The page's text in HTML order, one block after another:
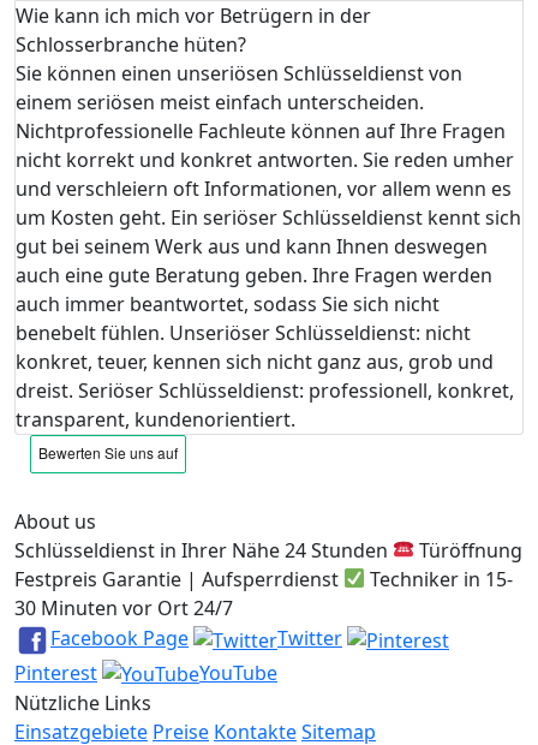
Wie kann ich mich vor Betrügern in der
Schlosserbranche hüten?
Sie können einen unseriösen Schlüsseldienst von
einem seriösen meist einfach unterscheiden.
Nichtprofessionelle Fachleute können auf Ihre Fragen
nicht korrekt und konkret antworten. Sie reden umher
und verschleiern oft Informationen, vor allem wenn es
um Kosten geht. Ein seriöser Schlüsseldienst kennt sich
gut bei seinem Werk aus und kann Ihnen deswegen
auch eine gute Beratung geben. Ihre Fragen werden
auch immer beantwortet, sodass Sie sich nicht
benebelt fühlen. Unseriöser Schlüsseldienst: nicht
konkret, teuer, kennen sich nicht ganz aus, grob und
dreist. Seriöser Schlüsseldienst: professionell, konkret,
transparent, kundenorientiert.
About us
Schlüsseldienst in Ihrer Nähe 24 Stunden
Türöffnung
Festpreis Garantie | Aufsperrdienst
Techniker in 15-
30 Minuten vor Ort 24/7
Facebook Page
Twitter
Pinterest
YouTube
Nützliche Links
Einsatzgebiete Preise KontakteSitemap